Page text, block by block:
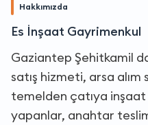
Hakkımızda
Es İnşaat Gayrimenkul
Gaziantep Şehitkamil
satış hizmeti, arsa alım
temelden çatıya
yapanlar, anahtar